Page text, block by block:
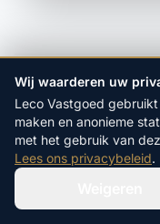
VORIGE
Valthe
Wij waarderen uw
Leco Vastgoed
maken en anonieme
met het gebruik van
Lees ons privacybeleid.